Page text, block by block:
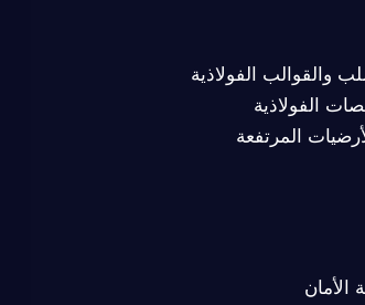
والقوالب الفولاذية
الفولاذية
المرتفعة
الأمان